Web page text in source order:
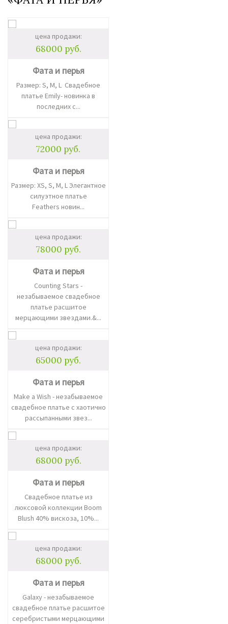
цена продажи:
68000 руб.
Фата и перья
Размер: S, M, L Свадебное
платье Emily- новинка в
последних с...
цена продажи:
72000 руб.
Фата и перья
Размер: XS, S, M, L Элегантное
силуэтное платье
Feathers новин...
цена продажи:
78000 руб.
Фата и перья
Counting Stars -
незабываемое свадебное
платье расшитое
мерцающими звездами.&...
цена продажи:
65000 руб.
Фата и перья
Make a Wish - незабываемое
свадебное платье с хаотично
рассыпанными звез...
цена продажи:
68000 руб.
Фата и перья
Свадебное платье из
люксовой коллекции Boom
Blush 40% вискоза, 10%...
цена продажи:
68000 руб.
Фата и перья
Galaxy - незабываемое
свадебное платье расшитое
серебристыми мерцающими